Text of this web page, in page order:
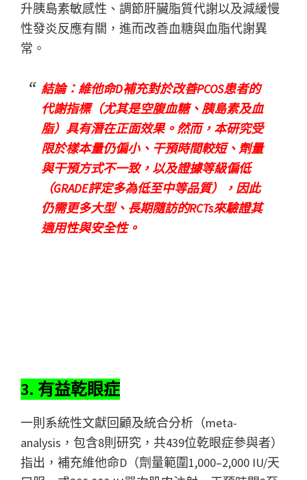
升胰島素敏感性、調節肝臟脂質代謝以及減緩慢
性發炎反應有關，進而改善血糖與血脂代謝異
常。
結論：維他命D補充對於改善PCOS患者的
代謝指標（尤其是空腹血糖、胰島素及血
脂）具有潛在正面效果。然而，本研究受
限於樣本量仍偏小、干預時間較短、劑量
與干預方式不一致，以及證據等級偏低
（GRADE評定多為低至中等品質），因此
仍需更多大型、長期隨訪的RCTs來驗證其
適用性與安全性。
3. 有益乾眼症
一則系統性文獻回顧及統合分析（meta-
analysis，包含8則研究，共439位乾眼症參與者）
指出，補充維他命D（劑量範圍1,000–2,000 IU/天